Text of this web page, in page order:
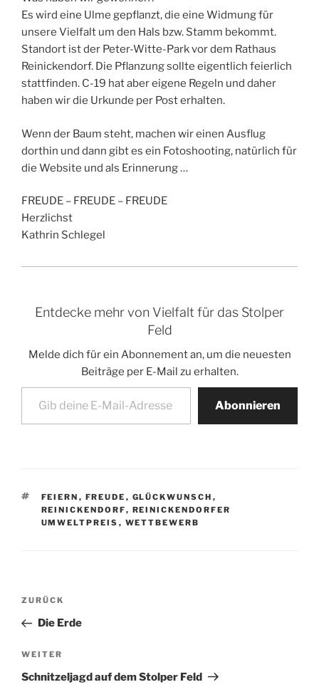
Es wird eine Ulme gepflanzt, die eine Widmung für
unsere Vielfalt um den Hals bzw. Stamm bekommt.
Standort ist der Peter-Witte-Park vor dem Rathaus
Reinickendorf. Die Pflanzung sollte eigentlich feierlich
stattfinden. C-19 hat aber eigene Regeln und daher
haben wir die Urkunde per Post erhalten.
Wenn der Baum steht, machen wir einen Ausflug
dorthin und dann gibt es ein Fotoshooting, natürlich für
die Website und als Erinnerung …
FREUDE – FREUDE – FREUDE
Herzlichst
Kathrin Schlegel
Entdecke mehr von Vielfalt für das Stolper
Feld
Melde dich für ein Abonnement an, um die neuesten
Beiträge per E-Mail zu erhalten.
Gib deine E-Mail-Adresse ein ...
Abonnieren
SCHLAGWÖRTER
FEIERN , FREUDE , GLÜCKWUNSCH ,
REINICKENDORF, REINICKENDORFER
UMWELTPREIS , WETTBEWERB
Beitragsnavigation
Vorheriger
Beitrag
ZURÜCK
Die Erde
Nächster
Beitrag
WEITER
Schnitzeljagd auf dem Stolper Feld